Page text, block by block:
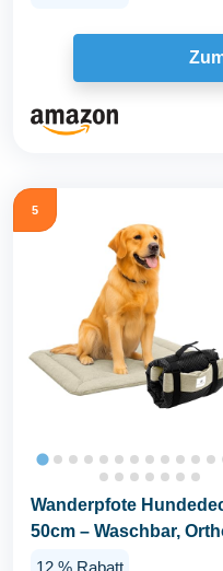
5
Wanderpfote
50cm – Waschbar,